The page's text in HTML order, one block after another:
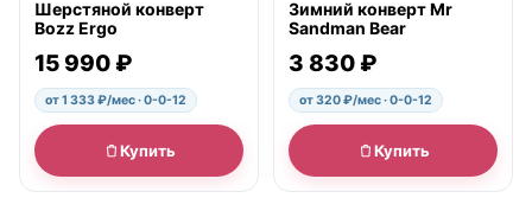
Шерстяной конверт
Bozz Ergo
15 990 ₽
от 1 333 ₽/мес · 0-0-12
Купить
Зимний конверт Mr
Sandman Bear
3 830 ₽
от 320 ₽/мес · 0-0-12
Купить